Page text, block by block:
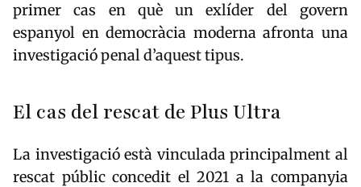
primer cas en què un exlíder del govern
espanyol en democràcia moderna afronta una
investigació penal d’aquest tipus.
El cas del rescat de Plus Ultra
La investigació està vinculada principalment al
rescat públic concedit el 2021 a la companyia